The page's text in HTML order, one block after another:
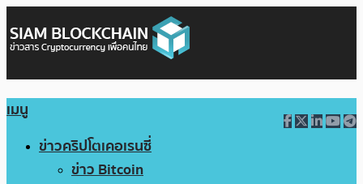
เมนู
ข่าวคริปโตเคอเรนซี่
ข่าว Bitcoin